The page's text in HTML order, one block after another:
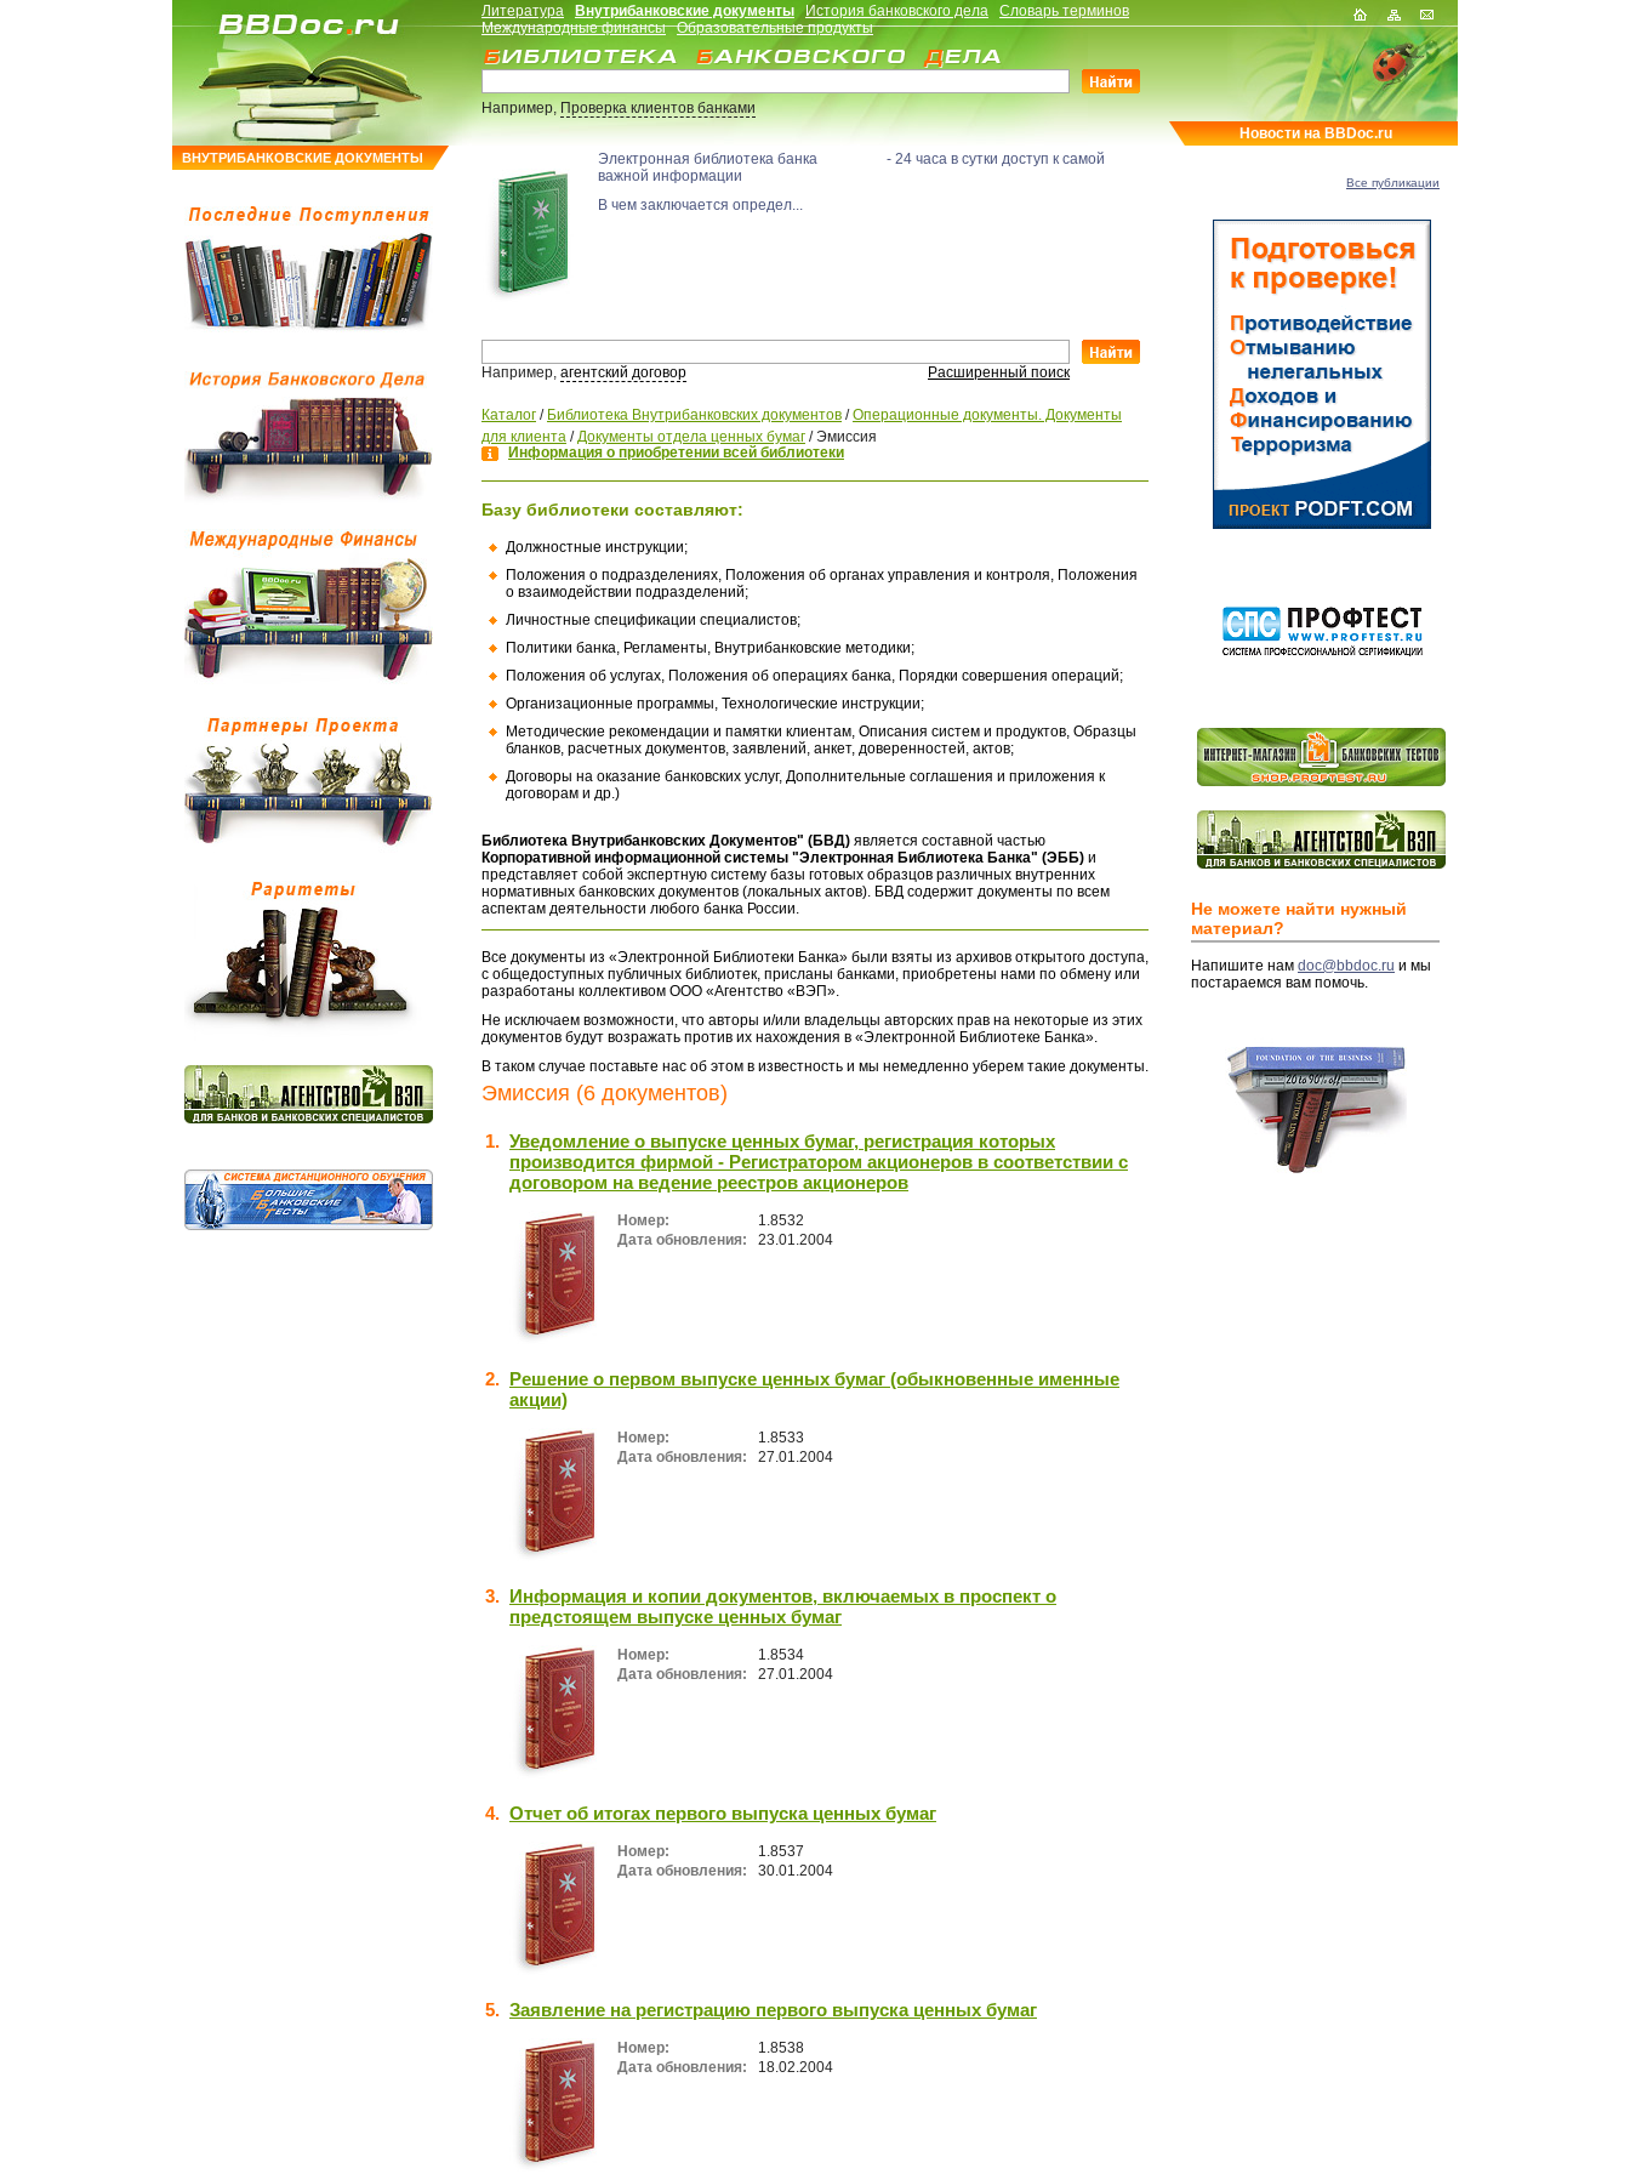
ВНУТРИБАНКОВСКИЕ ДОКУМЕНТЫ
Литература Внутрибанковские документы История банковского дела
Словарь терминов
Международные финансы
Образовательные продукты
Например,Проверка клиентов банками
Электронная библиотека банка - 24 часа в сутки доступ к самой
важной информации
В чем заключается определ...
Например, агентский договор Расширенный поиск
Каталог / Библиотека Внутрибанковских документов /Операционные документы. Документы
для клиента /Документы отдела ценных бумаг /Эмиссия
Информация о приобретении всей библиотеки
Базу библиотеки составляют:
Должностные инструкции;
Положения о подразделениях, Положения об органах управления и контроля, Положения
о взаимодействии подразделений;
Личностные спецификации специалистов;
Политики банка, Регламенты, Внутрибанковские методики;
Положения об услугах, Положения об операциях банка, Порядки совершения операций;
Организационные программы, Технологические инструкции;
Методические рекомендации и памятки клиентам, Описания систем и продуктов, Образцы
бланков, расчетных документов, заявлений, анкет, доверенностей, актов;
Договоры на оказание банковских услуг, Дополнительные соглашения и приложения к
договорам и др.)
Библиотека Внутрибанковских Документов" (БВД) является составной частью
Корпоративной информационной системы "Электронная Библиотека Банка" (ЭББ) и
представляет собой экспертную систему базы готовых образцов различных внутренних
нормативных банковских документов (локальных актов). БВД содержит документы по всем
аспектам деятельности любого банка России.
Все документы из «Электронной Библиотеки Банка» были взяты из архивов открытого доступа,
с общедоступных публичных библиотек, присланы банками, приобретены нами по обмену или
разработаны коллективом ООО «Агентство «ВЭП».
Не исключаем возможности, что авторы и/или владельцы авторских прав на некоторые из этих
документов будут возражать против их нахождения в «Электронной Библиотеке Банка».
В таком случае поставьте нас об этом в известность и мы немедленно уберем такие документы.
Эмиссия (6 документов)
1. Уведомление о выпуске ценных бумаг, регистрация которых
производится фирмой - Регистратором акционеров в соответствии с
договором на ведение реестров акционеров
Номер:
1.8532
Дата обновления:
23.01.2004
2. Решение о первом выпуске ценных бумаг (обыкновенные именные
акции)
Номер:
1.8533
Дата обновления:
27.01.2004
3. Информация и копии документов, включаемых в проспект о
предстоящем выпуске ценных бумаг
Номер:
1.8534
Дата обновления:
27.01.2004
4. Отчет об итогах первого выпуска ценных бумаг
Номер:
1.8537
Дата обновления:
30.01.2004
5. Заявление на регистрацию первого выпуска ценных бумаг
Номер:
1.8538
Дата обновления:
18.02.2004
Новости на BBDoc.ru
Все публикации
Не можете найти нужный
материал?
Напишите нам doc@bbdoc.ru и мы
постараемся вам помочь.